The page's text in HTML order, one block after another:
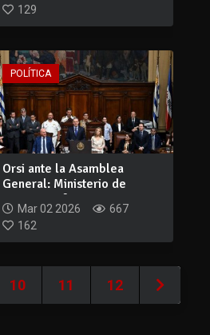
129
POLÍTICA
Orsi ante la Asamblea
General: Ministerio de
Justicia, refor...
Mar 02 2026
667
162
10 11 12